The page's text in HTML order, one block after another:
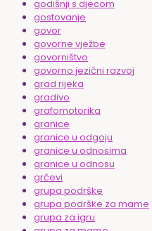
godišnji s djecom
gostovanje
govor
govorne vježbe
govorništvo
govorno jezični razvoj
grad rijeka
gradivo
grafomotorika
granice
granice u odgoju
granice u odnosima
granice u odnosu
grčevi
grupa podrške
grupa podrške za mame
grupa za igru